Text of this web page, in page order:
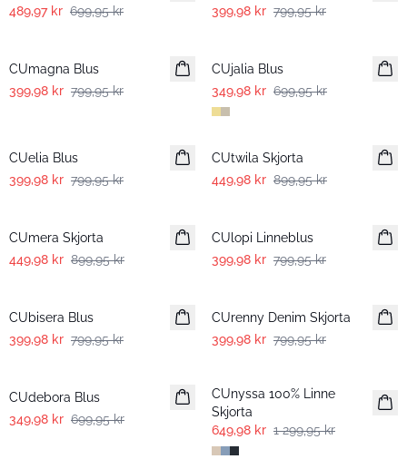
489,97 kr 699,95 kr
399,98 kr 799,95 kr
CUmagna Blus
399,98 kr 799,95 kr
CUjalia Blus
349,98 kr 699,95 kr
CUelia Blus
399,98 kr 799,95 kr
-50%
CUtwila Skjorta
449,98 kr 899,95 kr
CUmera Skjorta
449,98 kr 899,95 kr
CUlopi Linneblus
399,98 kr 799,95 kr
CUbisera Blus
399,98 kr 799,95 kr
CUrenny Denim Skjorta
399,98 kr 799,95 kr
CUdebora Blus
349,98 kr 699,95 kr
CUnyssa 100% Linne
Skjorta
649,98 kr 1 299,95 kr